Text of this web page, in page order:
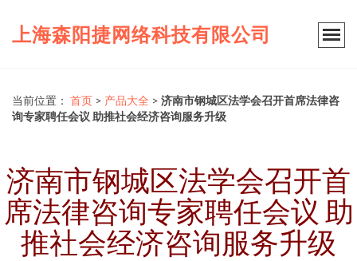
上海森阳捷网络科技有限公司
当前位置： 首页 > 产品大全 > 济南市钢城区法学会召开首席法律咨
询专家聘任会议 助推社会经济咨询服务升级
济南市钢城区法学会召开首
席法律咨询专家聘任会议 助
推社会经济咨询服务升级